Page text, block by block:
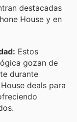
destacadas
House y en
Estos
gozan de
durante
deals para